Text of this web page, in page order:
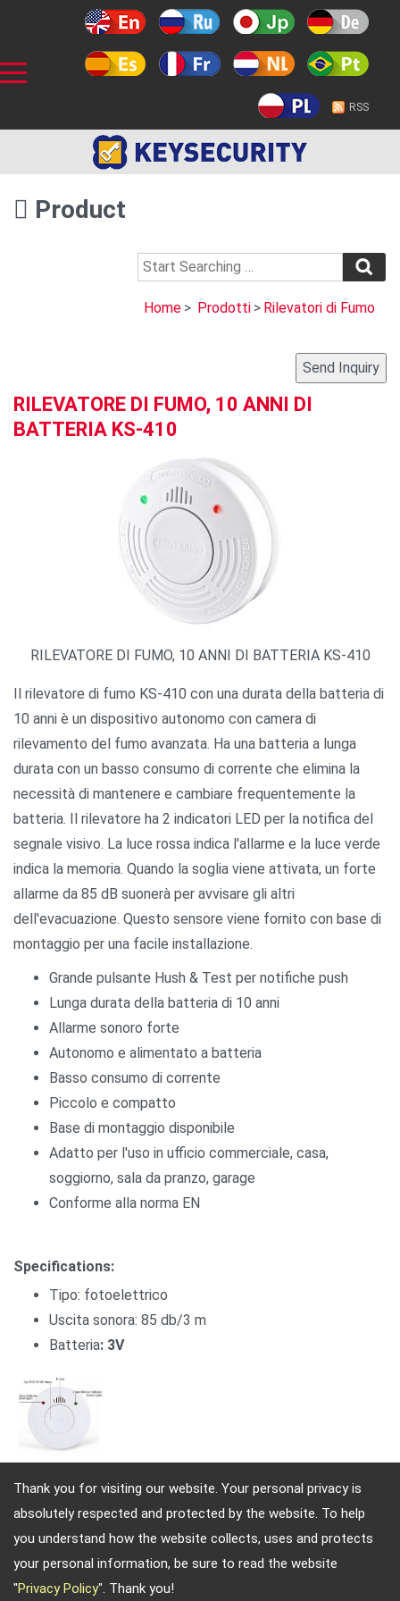
Thank you for visiting our website. Your personal privacy is
absolutely respected and protected by the website. To help
you understand how the website collects, uses and protects
your personal information, be sure to read the website
"Privacy Policy". Thank you!
RSS
Product
Home > Prodotti > Rilevatori di Fumo
RILEVATORE DI FUMO, 10 ANNI DI
BATTERIA KS-410
RILEVATORE DI FUMO, 10 ANNI DI BATTERIA KS-410
Il rilevatore di fumo KS-410 con una durata della batteria di
10 anni è un dispositivo autonomo con camera di
rilevamento del fumo avanzata. Ha una batteria a lunga
durata con un basso consumo di corrente che elimina la
necessità di mantenere e cambiare frequentemente la
batteria. Il rilevatore ha 2 indicatori LED per la notifica del
segnale visivo. La luce rossa indica l'allarme e la luce verde
indica la memoria. Quando la soglia viene attivata, un forte
allarme da 85 dB suonerà per avvisare gli altri
dell'evacuazione. Questo sensore viene fornito con base di
montaggio per una facile installazione.
Grande pulsante Hush & Test per notifiche push
Lunga durata della batteria di 10 anni
Allarme sonoro forte
Autonomo e alimentato a batteria
Basso consumo di corrente
Piccolo e compatto
Base di montaggio disponibile
Adatto per l'uso in ufficio commerciale, casa,
soggiorno, sala da pranzo, garage
Conforme alla norma EN
Specifications:
Tipo: fotoelettrico
Uscita sonora: 85 db/3 m
Batteria: 3V
Indirizzo: 4, Sec. 4, Jen-Ai Rd. Taipei, Taiwan, 10684
TEL: 886-2-2708-5151 FAX: 886-2-2703-5588 E-mail:
info@keysecurity.com.tw